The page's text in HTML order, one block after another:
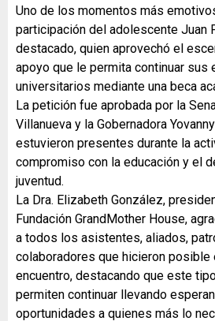
Uno de los momentos más
participación del adolescente Juan
destacado, quien aprovechó el
apoyo que le permita continuar sus
universitarios mediante una beca
La petición fue aprobada por la
Villanueva y la Gobernadora
estuvieron presentes durante la
compromiso con la educación y el
juventud.
La Dra. Elizabeth González,
Fundación GrandMother House,
a todos los asistentes, aliados,
colaboradores que hicieron
encuentro, destacando que este
permiten continuar llevando
oportunidades a quienes más lo